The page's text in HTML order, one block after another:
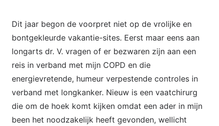
Dit jaar begon de voorpret niet op de vrolijke en
bontgekleurde vakantie-sites. Eerst maar eens aan
longarts dr. V. vragen of er bezwaren zijn aan een
reis in verband met mijn COPD en die
energievretende, humeur verpestende controles in
verband met longkanker. Nieuw is een vaatchirurg
die om de hoek komt kijken omdat een ader in mijn
been het noodzakelijk heeft gevonden, wellicht